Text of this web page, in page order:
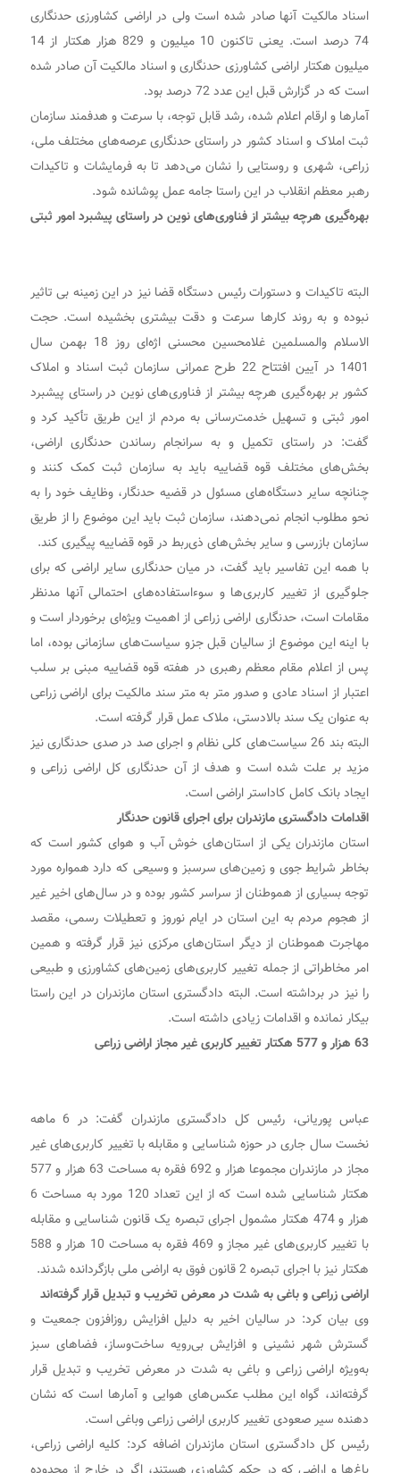
اسناد مالکیت آنها صادر شده است ولی در اراضی کشاورزی حدنگاری
74 درصد است. یعنی تاکنون 10 میلیون و 829 هزار هکتار از 14
میلیون هکتار اراضی کشاورزی حدنگاری و اسناد مالکیت آن صادر شده
است که در گزارش قبل این عدد 72 درصد بود.
آمار‌ها و ارقام اعلام شده، رشد قابل توجه، با سرعت و هدفمند سازمان
ثبت املاک و اسناد کشور در راستای حدنگاری عرصه‌های مختلف ملی،
زراعی، شهری و روستایی را نشان می‌دهد تا به فرمایشات و تاکیدات
رهبر معظم انقلاب در این راستا جامه عمل پوشانده شود.
بهره‌گیری هرچه بیشتر از فناوری‌های نوین در راستای پیشبرد امور ثبتی
البته تاکیدات و دستورات رئیس دستگاه قضا نیز در این زمینه بی تاثیر
نبوده و به روند کار‌ها سرعت و دقت بیشتری بخشیده است. حجت
الاسلام والمسلمین غلامحسین محسنی اژه‌ای روز 18 بهمن سال
1401 در آیین افتتاح 22 طرح عمرانی سازمان ثبت اسناد و املاک
کشور بر بهره‌گیری هرچه بیشتر از فناوری‌های نوین در راستای پیشبرد
امور ثبتی و تسهیل خدمت‌رسانی به مردم از این طریق تأکید کرد و
گفت: در راستای تکمیل و به سرانجام رساندن حدنگاری اراضی،
بخش‌های مختلف قوه قضاییه باید به سازمان ثبت کمک کنند و
چنانچه سایر دستگاه‌های مسئول در قضیه حدنگار، وظایف خود را به
نحو مطلوب انجام نمی‌دهند، سازمان ثبت باید این موضوع را از طریق
سازمان بازرسی و سایر بخش‌های ذی‌ربط در قوه قضاییه پیگیری کند.
با همه این تفاسیر باید گفت، در میان حدنگاری سایر اراضی که برای
جلوگیری از تغییر کاربری‌ها و سوءاستفاده‌های احتمالی آنها مدنظر
مقامات است، حدنگاری اراضی زراعی از اهمیت ویژه‌ای برخوردار است و
با اینه این موضوع از سالیان قبل جزو سیاست‌های سازمانی بوده، اما
پس از اعلام مقام معظم رهبری در هفته قوه قضاییه مبنی بر سلب
اعتبار از اسناد عادی و صدور متر به متر سند مالکیت برای اراضی زراعی
به عنوان یک سند بالادستی، ملاک عمل قرار گرفته است.
البته بند 26 سیاست‌های کلی نظام و اجرای صد در صدی حدنگاری نیز
مزید بر علت شده است و هدف از آن حدنگاری کل اراضی زراعی و
ایجاد بانک کامل کاداستر اراضی است.
اقدامات دادگستری مازندران برای اجرای قانون حدنگار
استان مازندران یکی از استان‌های خوش آب و هوای کشور است که
بخاطر شرایط جوی و زمین‌های سرسبز و وسیعی که دارد همواره مورد
توجه بسیاری از هموطنان از سراسر کشور بوده و در سال‌های اخیر غیر
از هجوم مردم به این استان در ایام نوروز و تعطیلات رسمی، مقصد
مهاجرت هموطنان از دیگر استان‌های مرکزی نیز قرار گرفته و همین
امر مخاطراتی از جمله تغییر کاربری‌های زمین‌های کشاورزی و طبیعی
را نیز در برداشته است. البته دادگستری استان مازندران در این راستا
بیکار نمانده و اقدامات زیادی داشته است.
63 هزار و 577 هکتار تغییر کاربری غیر مجاز اراضی زراعی
عباس پوریانی، رئیس کل دادگستری مازندران گفت: در 6 ماهه
نخست سال جاری در حوزه شناسایی و مقابله با تغییر کاربری‌های غیر
مجاز در مازندران مجموعا هزار و 692 فقره به مساحت 63 هزار و 577
هکتار شناسایی شده است که از این تعداد 120 مورد به مساحت 6
هزار و 474 هکتار مشمول اجرای تبصره یک قانون شناسایی و مقابله
با تغییر کاربری‌های غیر مجاز و 469 فقره به مساحت 10 هزار و 588
هکتار نیز با اجرای تبصره 2 قانون فوق به اراضی ملی بازگردانده شدند.
اراضی زراعی و باغی به شدت در معرض تخریب و تبدیل قرار گرفته‌اند
وی بیان کرد: در سالیان اخیر به دلیل افزایش روزافزون جمعیت و
گسترش شهر نشینی و افزایش بی‌رویه ساخت‌وساز، فضا‌های سبز
به‌ویژه اراضی زراعی و باغی به شدت در معرض تخریب و تبدیل قرار
گرفته‌اند، گواه این مطلب عکس‌های هوایی و آمار‌ها است که نشان
دهنده سیر صعودی تغییر کاربری اراضی زراعی وباغی است.
رئیس کل دادگستری استان مازندران اضافه کرد: کلیه اراضی زراعی،